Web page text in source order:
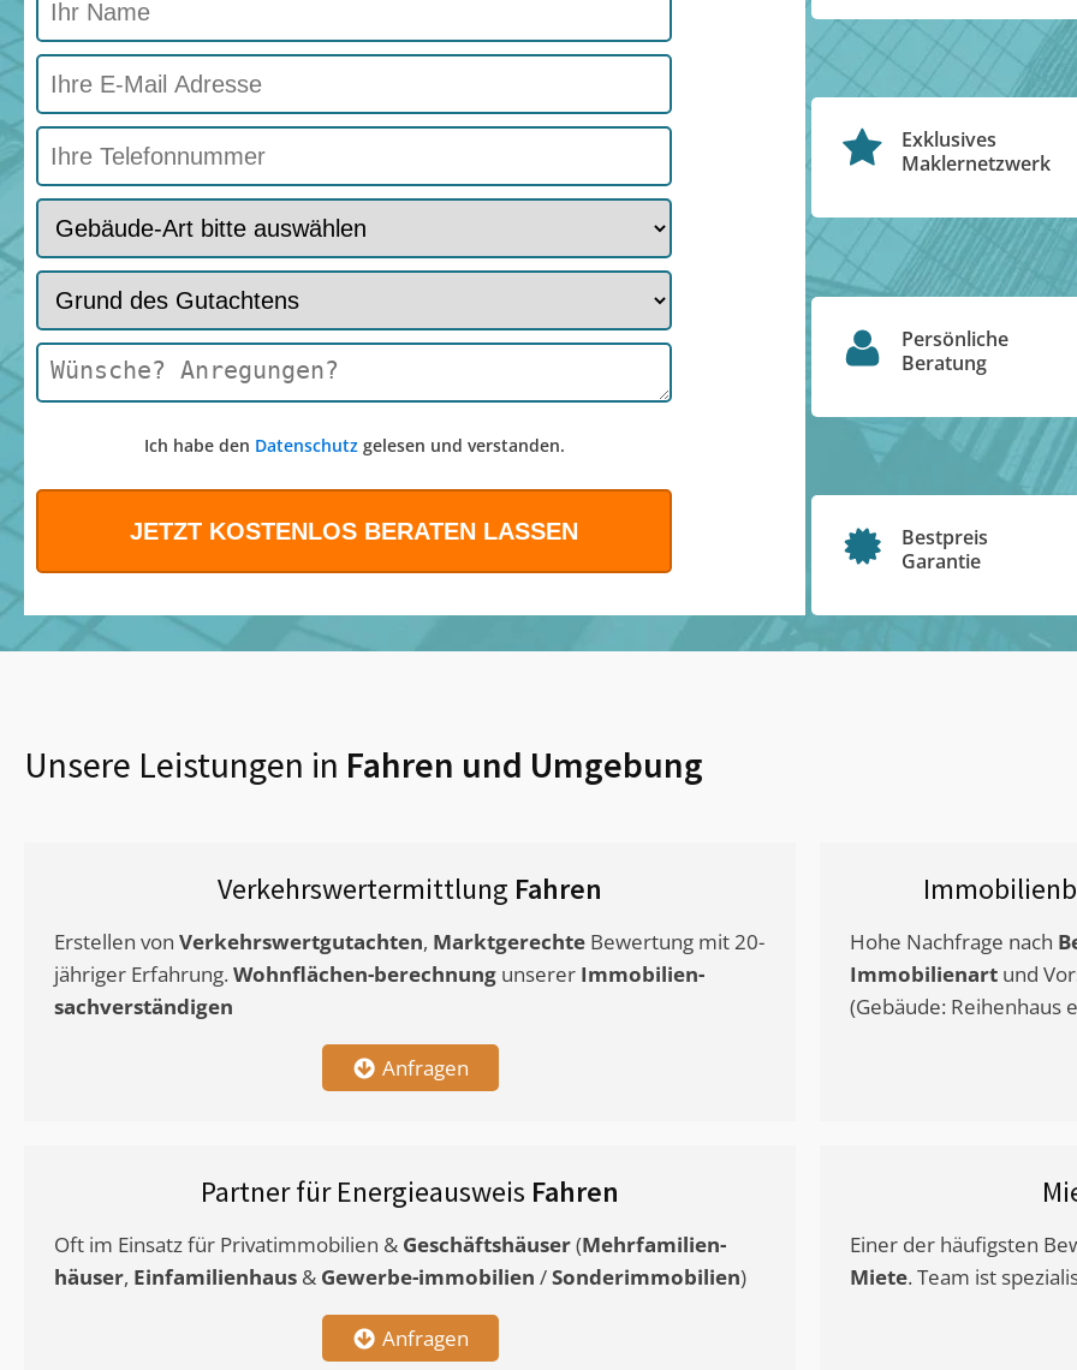
Ich habe den Datenschutzgelesen und verstanden.
Exklusives
Maklernetzwerk
Persönliche
Beratung
Bestpreis
Garantie
Unsere Leistungen in Fahren und Umgebung
Verkehrswertermittlung Fahren
Erstellen von Verkehrswertgutachten, Marktgerechte Bewertung mit 20-
jähriger Erfahrung. Wohnflächen-berechnung unserer Immobilien-
sachverständigen
Anfragen
Hohe Nachfrage nach
Immobilienart und
(Gebäude: Reihenhaus
Partner für Energieausweis Fahren
Oft im Einsatz für Privatimmobilien & Geschäftshäuser(Mehrfamilien-
häuser, Einfamilienhaus & Gewerbe-immobilien /Sonderimmobilien)
Anfragen
Einer der häufigsten
Miete. Team ist